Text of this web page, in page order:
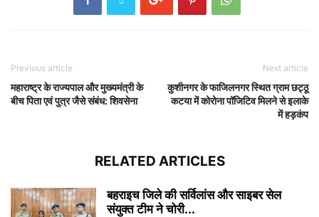
Previous article
महाराष्ट्र के राज्यपाल और मुख्यमंत्री के
बीच पिता एवं पुत्र जैसे संबंध: शिवसेना
Next article
कुशीनगर के फाजिलनगर स्थित ग्राम छट्ठू
कटया में कोरोना पॉजिटिव मिलने से इलाके
में हड़कंप
RELATED ARTICLES
बहराइच जिले की सर्विलांस और साइबर सेल
संयुक्त टीम ने चोरी...